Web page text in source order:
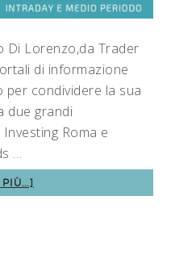
Di Lorenzo,da Trader
di informazione
condividere la sua
due grandi
Roma e
…